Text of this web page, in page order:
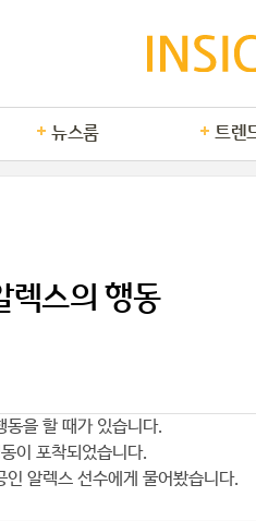
뉴스룸 트렌
렉스의 행동
동을 할 때가 있습니다.
이 포착되었습니다.
인 알렉스 선수에게 물어봤습니다.